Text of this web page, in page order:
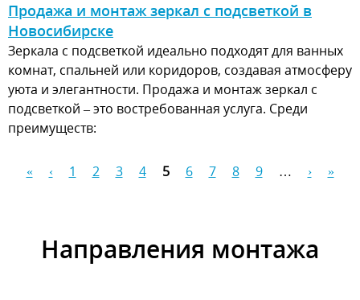
Продажа и монтаж зеркал с подсветкой в
Новосибирске
Зеркала с подсветкой идеально подходят для ванных
комнат, спальней или коридоров, создавая атмосферу
уюта и элегантности. Продажа и монтаж зеркал с
подсветкой – это востребованная услуга. Среди
преимуществ:
« ‹ 1 2 3 4 5 6 7 8 9 … › »
Направления монтажа